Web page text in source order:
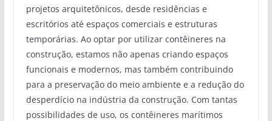
projetos arquitetônicos, desde residências e
escritórios até espaços comerciais e estruturas
temporárias. Ao optar por utilizar contêineres na
construção, estamos não apenas criando espaços
funcionais e modernos, mas também contribuindo
para a preservação do meio ambiente e a redução do
desperdício na indústria da construção. Com tantas
possibilidades de uso, os contêineres marítimos